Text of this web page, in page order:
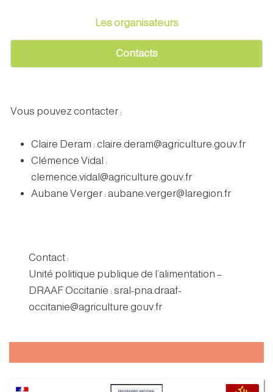
Les organisateurs
Contacts
Vous pouvez contacter :
Claire Deram : claire.deram@agriculture.gouv.fr
Clémence Vidal :
clemence.vidal@agriculture.gouv.fr
Aubane Verger : aubane.verger@laregion.fr
Contact :
Unité politique publique de l’alimentation –
DRAAF Occitanie : sral-pna.draaf-
occitanie@agriculture.gouv.fr